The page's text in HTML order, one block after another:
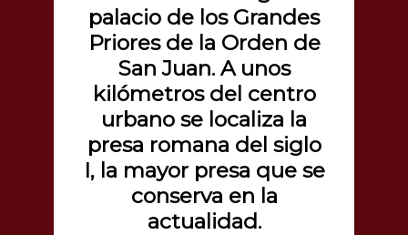
palacio de los Grandes
Priores de la Orden de
San Juan. A unos
kilómetros del centro
urbano se localiza la
presa romana del siglo
I, la mayor presa que se
conserva en la
actualidad.